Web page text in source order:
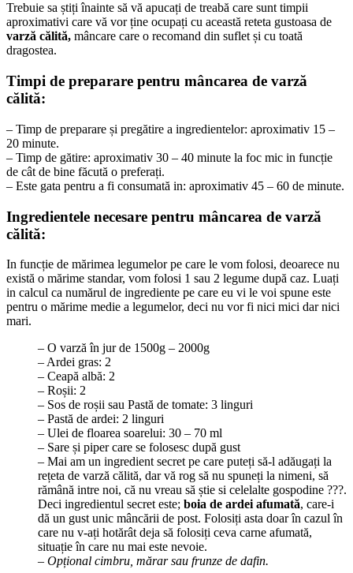
Trebuie sa știți înainte să vă apucați de treabă care sunt timpii
aproximativi care vă vor ține ocupați cu această reteta gustoasa de
varză călită, mâncare care o recomand din suflet și cu toată
dragostea.
Timpi de preparare pentru mâncarea de varză
călită:
– Timp de preparare și pregătire a ingredientelor: aproximativ 15 –
20 minute.
– Timp de gătire: aproximativ 30 – 40 minute la foc mic in funcție
de cât de bine făcută o preferați.
– Este gata pentru a fi consumată in: aproximativ 45 – 60 de minute.
Ingredientele necesare pentru mâncarea de varză
călită:
In funcție de mărimea legumelor pe care le vom folosi, deoarece nu
există o mărime standar, vom folosi 1 sau 2 legume după caz. Luați
in calcul ca numărul de ingrediente pe care eu vi le voi spune este
pentru o mărime medie a legumelor, deci nu vor fi nici mici dar nici
mari.
– O varză în jur de 1500g – 2000g
– Ardei gras: 2
– Ceapă albă: 2
– Roșii: 2
– Sos de roșii sau Pastă de tomate: 3 linguri
– Pastă de ardei: 2 linguri
– Ulei de floarea soarelui: 30 – 70 ml
– Sare și piper care se folosesc după gust
– Mai am un ingredient secret pe care puteți să-l adăugați la
rețeta de varză călită, dar vă rog să nu spuneți la nimeni, să
rămână intre noi, că nu vreau să știe si celelalte gospodine ???.
Deci ingredientul secret este; boia de ardei afumată, care-i
dă un gust unic mâncării de post. Folosiți asta doar în cazul în
care nu v-ați hotărât deja să folosiți ceva carne afumată,
situație în care nu mai este nevoie.
– Opțional cimbru, mărar sau frunze de dafin.